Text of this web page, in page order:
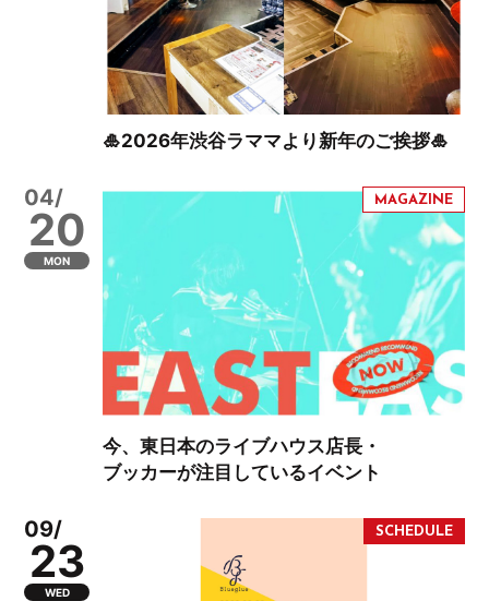
🎍2026年渋谷ラママより新年のご挨拶🎍
04/
20
MON
今、東日本のライブハウス店長・
ブッカーが注目しているイベント
09/
23
WED